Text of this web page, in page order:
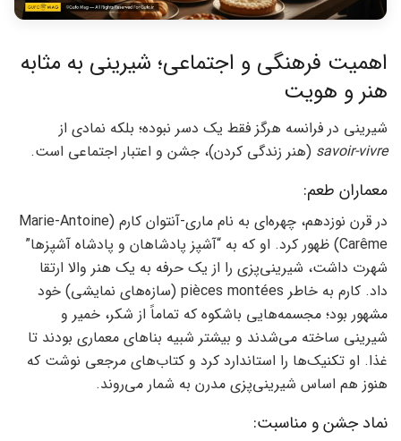
اهمیت فرهنگی و اجتماعی؛ شیرینی به مثابه
هنر و هویت
شیرینی در فرانسه هرگز فقط یک دسر نبوده؛ بلکه نمادی از
savoir-vivre (هنر زندگی کردن)، جشن و اعتبار اجتماعی است.
معماران طعم:
در قرن نوزدهم، چهره‌ای به نام ماری-آنتوان کارم (Marie-Antoine
Carême) ظهور کرد. او که به “آشپز پادشاهان و پادشاه آشپزها”
شهرت داشت، شیرینی‌پزی را از یک حرفه به یک هنر والا ارتقا
داد. کارم به خاطر pièces montées (سازه‌های نمایشی) خود
مشهور بود؛ مجسمه‌هایی باشکوه که تماماً از شکر، خمیر و
شیرینی ساخته می‌شدند و بیشتر شبیه بناهای معماری بودند تا
غذا. او تکنیک‌ها را استاندارد کرد و کتاب‌های مرجعی نوشت که
هنوز هم اساس شیرینی‌پزی مدرن به شمار می‌روند.
نماد جشن و مناسبت: